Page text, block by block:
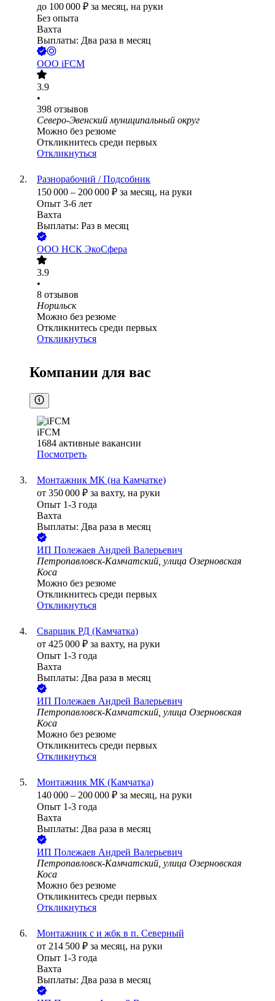
до 100 000 ₽ за месяц, на руки
Без опыта
Вахта
Выплаты: Два раза в месяц
ООО iFCM
3.9
•
398 отзывов
Северо-Эвенский муниципальный округ
Можно без резюме
Откликнитесь среди первых
Откликнуться
Разнорабочий / Подсобник
150 000 – 200 000 ₽ за месяц, на руки
Опыт 3-6 лет
Вахта
Выплаты: Раз в месяц
ООО НСК ЭкоСфера
3.9
•
8 отзывов
Норильск
Можно без резюме
Откликнитесь среди первых
Откликнуться
Компании для вас
iFCM
1684 активные вакансии
Посмотреть
Монтажник МК (на Камчатке)
от 350 000 ₽ за вахту, на руки
Опыт 1-3 года
Вахта
Выплаты: Два раза в месяц
ИП Полежаев Андрей Валерьевич
Петропавловск-Камчатский, улица Озерновская
Коса
Можно без резюме
Откликнитесь среди первых
Откликнуться
Сварщик РД (Камчатка)
от 425 000 ₽ за вахту, на руки
Опыт 1-3 года
Вахта
Выплаты: Два раза в месяц
ИП Полежаев Андрей Валерьевич
Петропавловск-Камчатский, улица Озерновская
Коса
Можно без резюме
Откликнитесь среди первых
Откликнуться
Монтажник МК (Камчатка)
140 000 – 200 000 ₽ за месяц, на руки
Опыт 1-3 года
Вахта
Выплаты: Два раза в месяц
ИП Полежаев Андрей Валерьевич
Петропавловск-Камчатский, улица Озерновская
Коса
Можно без резюме
Откликнитесь среди первых
Откликнуться
Монтажник с и жбк в п. Северный
от 214 500 ₽ за месяц, на руки
Опыт 1-3 года
Вахта
Выплаты: Два раза в месяц